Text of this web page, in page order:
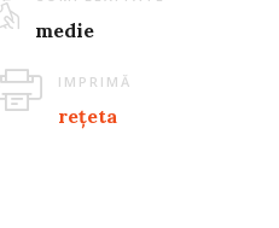
medie
IMPRIMĂ
rețeta